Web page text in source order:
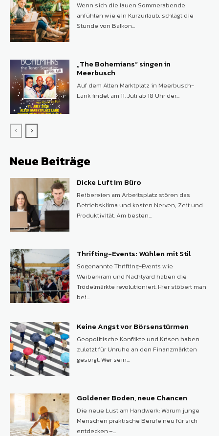
Wenn sich die lauen Sommerabende
anfühlen wie ein Kurzurlaub, schlägt die
Stunde von Balkon...
„The Bohemians“ singen in
Meerbusch
Auf dem Alten Marktplatz in Meerbusch-
Lank findet am 11. Juli ab 18 Uhr der...
Neue Beiträge
Dicke Luft im Büro
Reibereien am Arbeitsplatz stören das
Betriebsklima und kosten Nerven, Zeit und
Produktivität. Am besten...
Thrifting-Events: Wühlen mit Stil
Sogenannte Thrifting-Events wie
Weiberkram und Nachtyard haben die
Trödelmärkte revolutioniert. Hier stöbert man
bei...
Keine Angst vor Börsenstürmen
Geopolitische Konflikte und Krisen haben
zuletzt für Unruhe an den Finanzmärkten
gesorgt. Wer sein...
Goldener Boden, neue Chancen
Die neue Lust am Handwerk: Warum junge
Menschen praktische Berufe neu für sich
entdecken –...